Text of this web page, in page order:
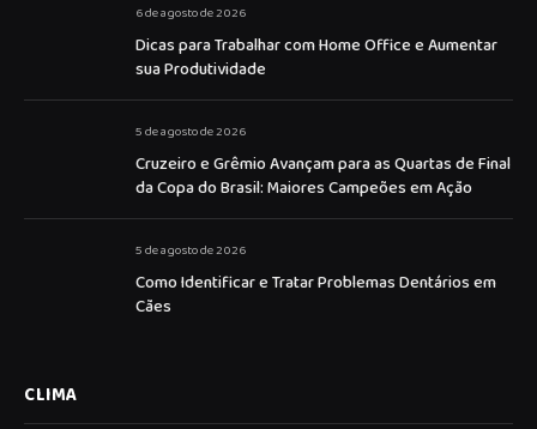
6 de agosto de 2026
Dicas para Trabalhar com Home Office e Aumentar
sua Produtividade
5 de agosto de 2026
Cruzeiro e Grêmio Avançam para as Quartas de Final
da Copa do Brasil: Maiores Campeões em Ação
5 de agosto de 2026
Como Identificar e Tratar Problemas Dentários em
Cães
CLIMA